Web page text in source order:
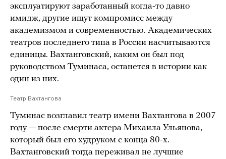
эксплуатируют заработанный когда-то давно
имидж, другие ищут компромисс между
академизмом и современностью. Академических
театров последнего типа в России насчитываются
единицы. Вахтанговский, каким он был под
руководством Туминаса, останется в истории как
один из них.
Театр Вахтангова
Туминас возглавил театр имени Вахтангова в 2007
году — после смерти актера Михаила Ульянова,
который был его худруком с конца 80-х.
Вахтанговский тогда переживал не лучшие